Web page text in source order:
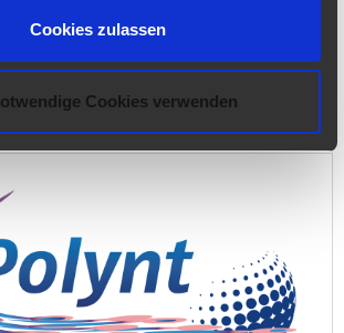
Cookies zulassen
Cookies verwenden
Elastogran